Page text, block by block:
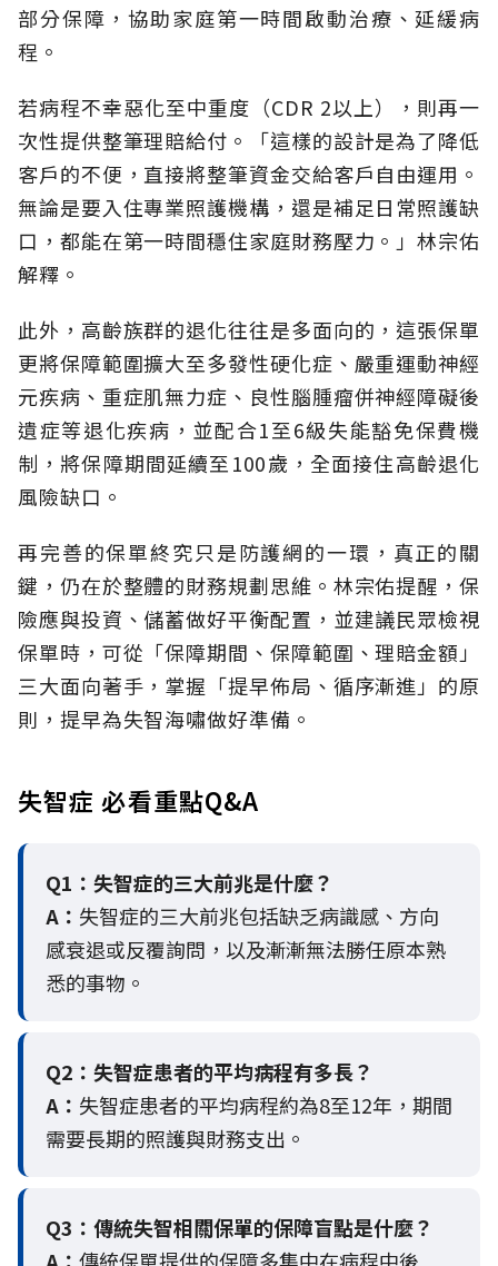
部分保障，協助家庭第一時間啟動治療、延緩病
程。
若病程不幸惡化至中重度（CDR 2以上），則再一
次性提供整筆理賠給付。「這樣的設計是為了降低
客戶的不便，直接將整筆資金交給客戶自由運用。
無論是要入住專業照護機構，還是補足日常照護缺
口，都能在第一時間穩住家庭財務壓力。」林宗佑
解釋。
此外，高齡族群的退化往往是多面向的，這張保單
更將保障範圍擴大至多發性硬化症、嚴重運動神經
元疾病、重症肌無力症、良性腦腫瘤併神經障礙後
遺症等退化疾病，並配合1至6級失能豁免保費機
制，將保障期間延續至100歲，全面接住高齡退化
風險缺口。
再完善的保單終究只是防護網的一環，真正的關
鍵，仍在於整體的財務規劃思維。 林宗佑提醒，保
險應與投資、儲蓄做好平衡配置，並建議民眾檢視
保單時，可從「保障期間、保障範圍、理賠金額」
三大面向著手，掌握「提早佈局、循序漸進」的原
則，提早為失智海嘯做好準備。
失智症 必看重點Q&A
Q1：失智症的三大前兆是什麼？
A： 失智症的三大前兆包括缺乏病識感、方向
感衰退或反覆詢問，以及漸漸無法勝任原本熟
悉的事物。
Q2： 失智症患者的平均病程有多長？
A： 失智症患者的平均病程約為8至12年，期間
需要長期的照護與財務支出。
Q3： 傳統失智相關保單的保障盲點是什麼？